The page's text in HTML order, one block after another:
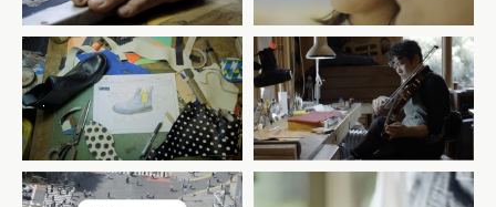
JUCO 手仕事図鑑 ヴァイオリン